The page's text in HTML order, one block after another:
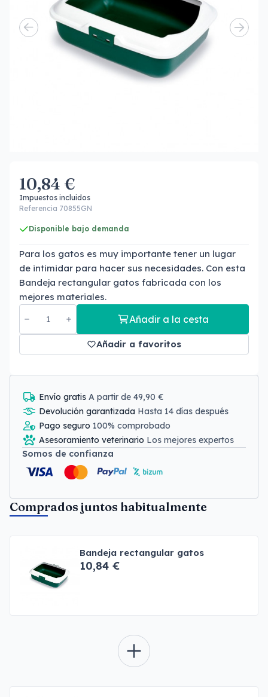
10,84 €
Impuestos incluidos
Referencia 70855GN
Disponible bajo demanda
Para los gatos es muy importante tener un lugar
de intimidar para hacer sus necesidades. Con esta
Bandeja rectangular gatos fabricada con los
mejores materiales.
Añadir a la cesta
Añadir a favoritos
Envío gratis A partir de 49,90 €
Devolución garantizada Hasta 14 días después
Pago seguro 100% comprobado
Asesoramiento veterinario Los mejores expertos
Somos de confianza
Comprados juntos habitualmente
Bandeja rectangular gatos
10,84 €